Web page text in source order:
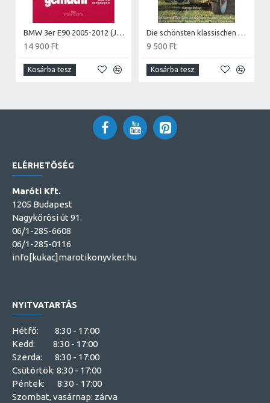
BMW 3er E90 2005-2012 (Javítási kézikönyv)
14 900 Ft
Kosárba tesz
Die schönsten klassischen Automobile der Welt
9 500 Ft
Kosárba tesz
ELÉRHETŐSÉG
Maróti Kft.
1205 Budapest
Nagykőrösi út 91.
06/1-285-6608
06/1-285-0116
info[kukac]marotikonyvker.hu
NYITVATARTÁS
Hétfő: 8:30 - 17:00
Kedd: 8:30 - 17:00
Szerda: 8:30 - 17:00
Csütörtök: 8:30 - 17:00
Péntek: 8:30 - 17:00
Szombat, vasárnap: zárva